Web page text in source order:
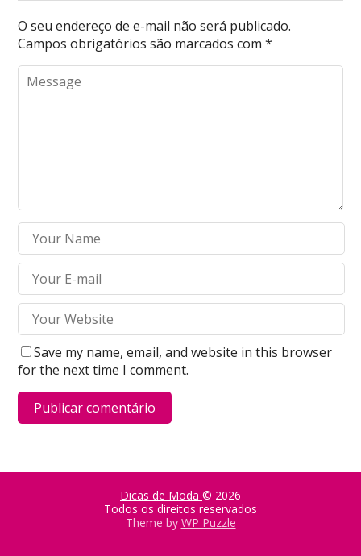
O seu endereço de e-mail não será publicado.
Campos obrigatórios são marcados com*
Save my name, email, and website in this browser
for the next time I comment.
Dicas de Moda © 2026
Todos os direitos reservados
Theme by WP Puzzle